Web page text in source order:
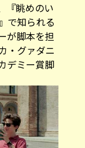
『眺めのい
で知られる
が脚本を担
・グァダニ
デミー賞脚